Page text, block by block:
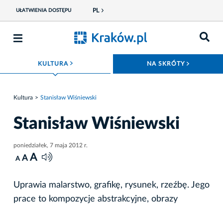
UŁATWIENIA DOSTĘPU PL
KULTURA ROZWIŃ MENU NA SKRÓTY
Kultura Stanisław Wiśniewski
Stanisław Wiśniewski
poniedziałek, 7 maja 2012 r.
A A A
Uprawia malarstwo, grafikę, rysunek, rzeźbę. Jego
prace to kompozycje abstrakcyjne, obrazy